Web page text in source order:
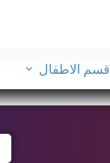
قسم الاطفال